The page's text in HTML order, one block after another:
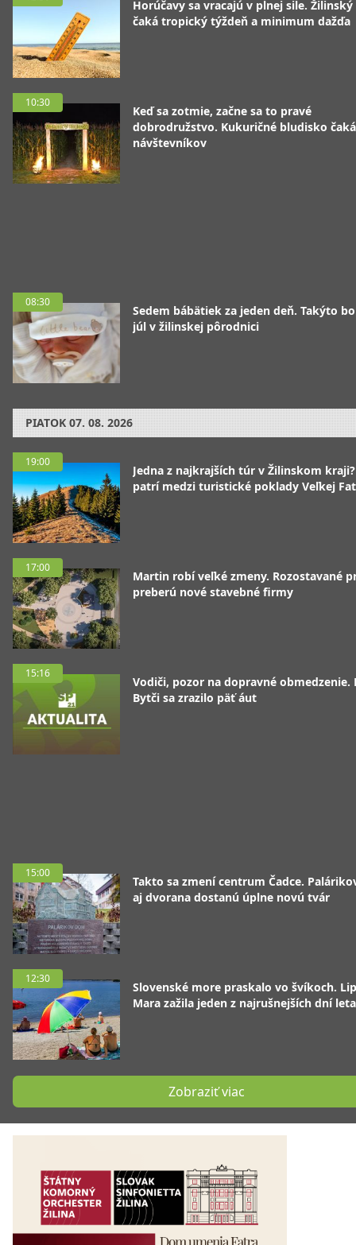
Horúčavy sa vracajú v plnej sile.
čaká tropický týždeň a minimum dažďa
10:30
Keď sa zotmie, začne sa to pravé
dobrodružstvo. Kukuričné bludisko
návštevníkov
08:30
Sedem bábätiek za jeden deň. Takýto
júl v žilinskej pôrodnici
PIATOK 07. 08. 2026
19:00
Jedna z najkrajších túr v Žilinskom
patrí medzi turistické poklady Veľkej
17:00
Martin robí veľké zmeny. Rozostavané
preberú nové stavebné firmy
15:16
Vodiči, pozor na dopravné obmedzenie.
Bytči sa zrazilo päť áut
15:00
Takto sa zmení centrum Čadce.
aj dvorana dostanú úplne novú tvár
12:30
Slovenské more praskalo vo švíkoch.
Mara zažila jeden z najrušnejších dní leta
Zobraziť viac